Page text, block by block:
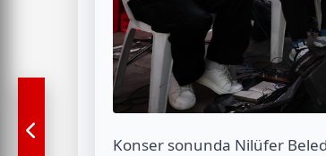
Konser sonunda Nilüfer